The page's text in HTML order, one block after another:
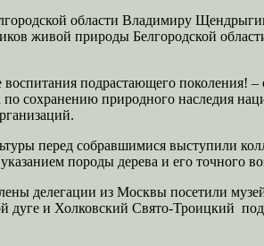
области Владимиру
живой природы Белгородской
подрастающего поколения!
сохранению природного наследия
перед собравшимися выступили
породы дерева и его точного
делегации из Москвы посетили
дуге и Холковский Свято-Троицкий